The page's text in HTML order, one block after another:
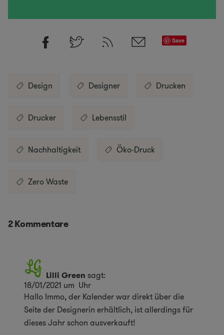
Save
Design Designer Drucken
Drucker Lebensstil
Nachhaltigkeit Öko-Druck
Zero Waste
2 Kommentare
Lilli Green sagt:
18/01/2021 um Uhr
Hallo Immo, der Kalender war direkt über die
Seite der Designerin erhältlich, ist allerdings für
dieses Jahr schon ausverkauft!